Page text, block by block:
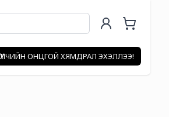
ОНЦГОЙ ХЯМДРАЛ ЭХЭЛЛЭЭ!